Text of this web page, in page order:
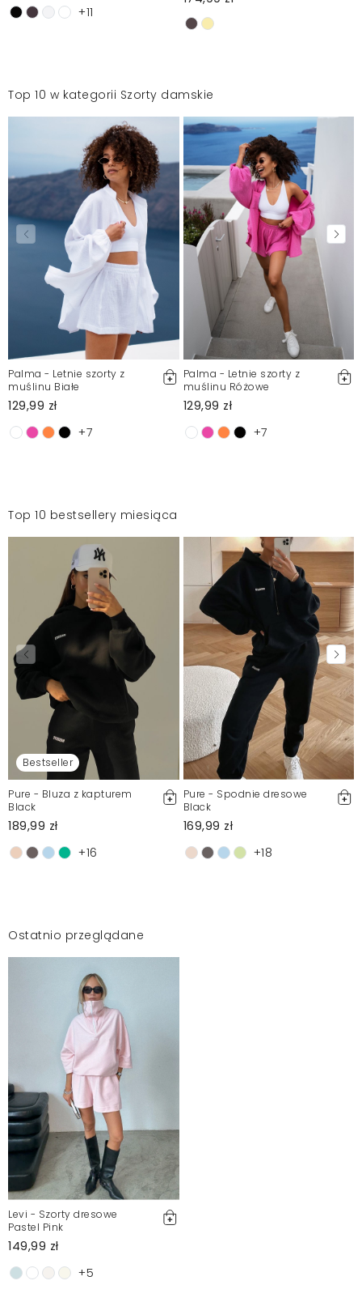
+11
Top 10 w kategorii Szorty damskie
Palma - Letnie szorty z
muślinu Białe
129,99 zł
+7
Palma - Letnie szorty z
muślinu Różowe
129,99 zł
+7
Top 10 bestsellery miesiąca
Bestseller
Pure - Bluza z kapturem
Black
189,99 zł
+16
Pure - Spodnie dresowe
Black
169,99 zł
+18
Ostatnio przeglądane
Levi - Szorty dresowe
Pastel Pink
149,99 zł
+5